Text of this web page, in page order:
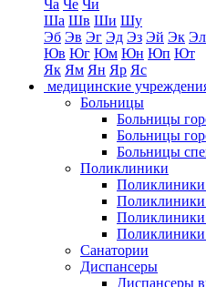
Ча Че Чи
Ша Шв Ши Шу
Эб Эв Эг Эд Эз Эй Эк Эл
Юв Юг Юм Юн Юп Ют
Як Ям Ян Яр Яс
медицинские
Больницы
Больницы
Больницы
Больницы
Поликлиники
Поликлиники
Поликлиники
Поликлиники
Поликлиники
Санатории
Диспансеры
Диспансеры